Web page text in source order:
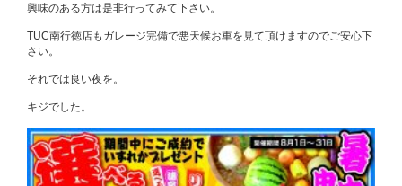
興味のある方は是非行ってみて下さい。
TUC南行徳店もガレージ完備で悪天候お車を見て頂けますのでご安心下
さい。
それでは良い夜を。
キジでした。